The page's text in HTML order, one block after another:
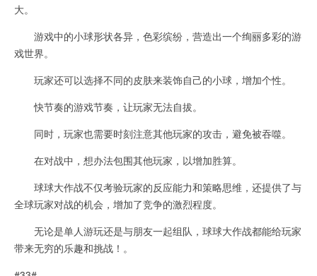
大。
游戏中的小球形状各异，色彩缤纷，营造出一个绚丽多彩的游
戏世界。
玩家还可以选择不同的皮肤来装饰自己的小球，增加个性。
快节奏的游戏节奏，让玩家无法自拔。
同时，玩家也需要时刻注意其他玩家的攻击，避免被吞噬。
在对战中，想办法包围其他玩家，以增加胜算。
球球大作战不仅考验玩家的反应能力和策略思维，还提供了与
全球玩家对战的机会，增加了竞争的激烈程度。
无论是单人游玩还是与朋友一起组队，球球大作战都能给玩家
带来无穷的乐趣和挑战！。